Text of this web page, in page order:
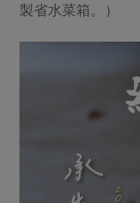
製省水菜箱。）